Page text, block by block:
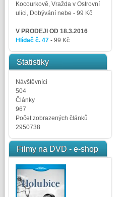
Kocourkově, Vražda v Ostrovní
ulici, Dobývání nebe - 99 Kč
V PRODEJI OD 18.3.2016
Hlídač č. 47- 99 Kč
Statistiky
Návštěvníci
504
Články
967
Počet zobrazených článků
2950738
Filmy na DVD - e-shop